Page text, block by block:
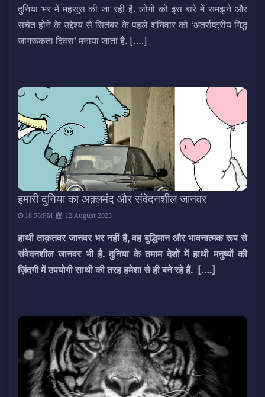
दुनिया भर में महसूस की जा रही है. लोगों को इस बारे में समझने और
सचेत होने के उद्देश्य से सितंबर के पहले शनिवार को ‘अंतर्राष्ट्रीय गिद्ध
जागरूकता दिवस’ मनाया जाता है. [….]
हमारी दुनिया का अक़्लमंद और संवेदनशील जानवर
18:56:PM 12 August 2023
हाथी ताक़तवर जानवर भर नहीं है, वह बुद्धिमान और भावनात्मक रूप से
संवेदनशील जानवर भी है. दुनिया के तमाम देशों में हाथी मनुष्यों की
ज़िंदगी में उपयोगी साथी की तरह हमेशा से ही बने रहे हैं. [….]